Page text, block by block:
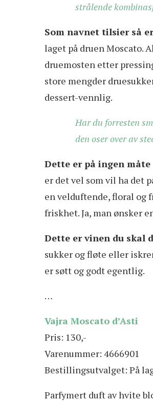
strålende
Som navnet tilsier så
laget på druen Moscato.
druemosten etter
store mengder
dessert-vennlig.
Har du forresten
den oser over av
Dette er på ingen måte
er det vel som vil ha det
en velduftende, floral og
friskhet. Ja, man ønsker
Dette er vinen du skal
sukker og fløte eller
er søtt og godt egentlig.
…
Vajra Moscato d’Asti
Pris: 130,-
Varenummer: 4666901
Bestillingsutvalget: På
Parfymert duft av hvite